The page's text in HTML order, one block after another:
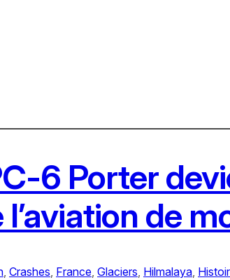
6 Porter
de
, Crashes, France, Glaciers, Hilmalaya,